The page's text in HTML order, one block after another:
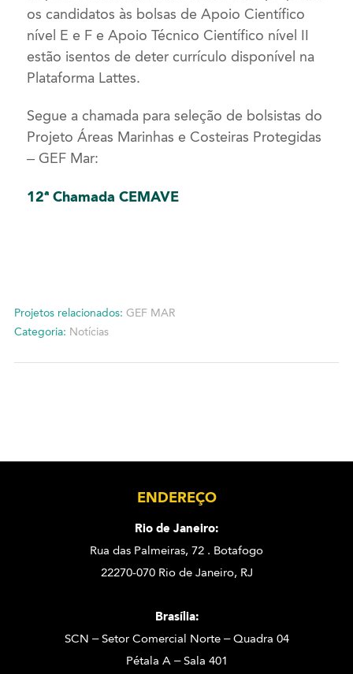
os candidatos às bolsas de Apoio Científico
nível E e F e Apoio Técnico Científico nível II
estão isentos de deter currículo disponível na
Plataforma Lattes.
Segue a chamada para seleção de bolsistas do
Projeto Áreas Marinhas e Costeiras Protegidas
– GEF Mar:
12ª Chamada CEMAVE
Projetos relacionados: GEF MAR
Categoria: Notícias
ENDEREÇO
Rio de Janeiro:
Rua das Palmeiras, 72 . Botafogo
22270-070 Rio de Janeiro, RJ
Brasília:
SCN – Setor Comercial Norte – Quadra 04
Pétala A – Sala 401